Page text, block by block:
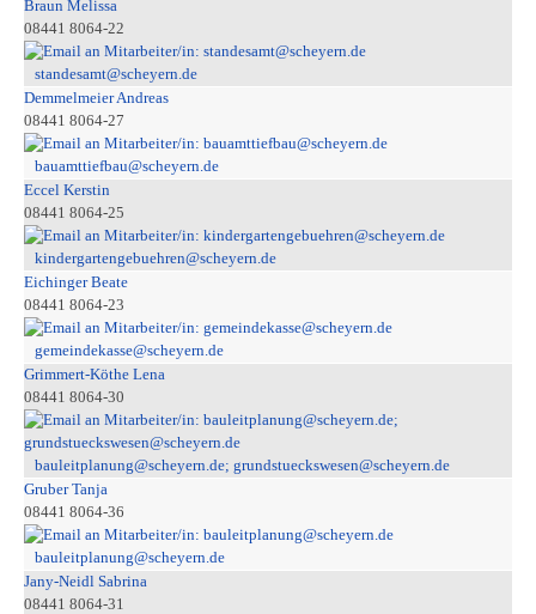
Braun Melissa
08441 8064-22
standesamt@scheyern.de
Demmelmeier Andreas
08441 8064-27
bauamttiefbau@scheyern.de
Eccel Kerstin
08441 8064-25
kindergartengebuehren@scheyern.de
Eichinger Beate
08441 8064-23
gemeindekasse@scheyern.de
Grimmert-Köthe Lena
08441 8064-30
bauleitplanung@scheyern.de; grundstueckswesen@scheyern.de
Gruber Tanja
08441 8064-36
bauleitplanung@scheyern.de
Jany-Neidl Sabrina
08441 8064-31